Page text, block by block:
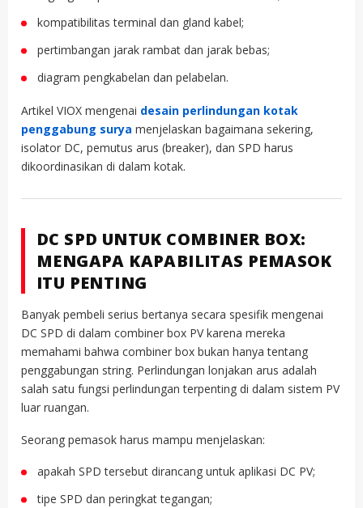
kompatibilitas terminal dan gland kabel;
pertimbangan jarak rambat dan jarak bebas;
diagram pengkabelan dan pelabelan.
Artikel VIOX mengenai desain perlindungan kotak
penggabung surya menjelaskan bagaimana sekering,
isolator DC, pemutus arus (breaker), dan SPD harus
dikoordinasikan di dalam kotak.
DC SPD UNTUK COMBINER BOX:
MENGAPA KAPABILITAS PEMASOK
ITU PENTING
Banyak pembeli serius bertanya secara spesifik mengenai
DC SPD di dalam combiner box PV karena mereka
memahami bahwa combiner box bukan hanya tentang
penggabungan string. Perlindungan lonjakan arus adalah
salah satu fungsi perlindungan terpenting di dalam sistem PV
luar ruangan.
Seorang pemasok harus mampu menjelaskan:
apakah SPD tersebut dirancang untuk aplikasi DC PV;
tipe SPD dan peringkat tegangan;